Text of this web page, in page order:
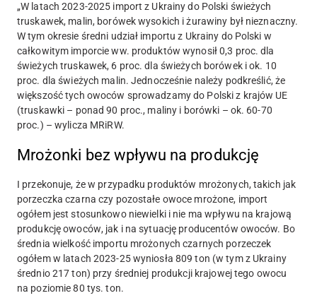
„W latach 2023-2025 import z Ukrainy do Polski świeżych
truskawek, malin, borówekwysokich i żurawiny był nieznaczny.
W tym okresie średni udział importu z Ukrainy do Polski w
całkowitym imporcie ww. produktów wynosił 0,3 proc. dla
świeżych truskawek, 6 proc. dla świeżych borówek i ok. 10
proc. dla świeżych malin. Jednocześnie należy podkreślić, że
większość tych owoców sprowadzamy do Polski z krajów UE
(truskawki – ponad 90 proc., maliny i borówki – ok. 60-70
proc.) – wylicza MRiRW.
Mrożonki bez wpływu na produkcję
I przekonuje, żew przypadku produktów mrożonych, takich jak
porzeczka czarna czy pozostałe owoce mrożone, import
ogółem jest stosunkowo niewielki i nie ma wpływu na krajową
produkcję owoców, jak i na sytuację producentów owoców. Bo
średnia wielkość importu mrożonych czarnych porzeczek
ogółem w latach 2023-25 wyniosła 809 ton (w tym z Ukrainy
średnio 217 ton) przy średniej produkcji krajowej tego owocu
na poziomie 80 tys. ton.